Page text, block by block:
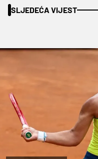
SLJEDEĆA VIJEST